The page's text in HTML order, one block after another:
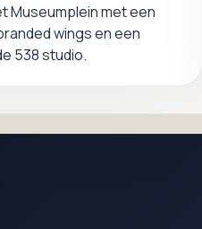
Museumplein met een
wings en een
538 studio.